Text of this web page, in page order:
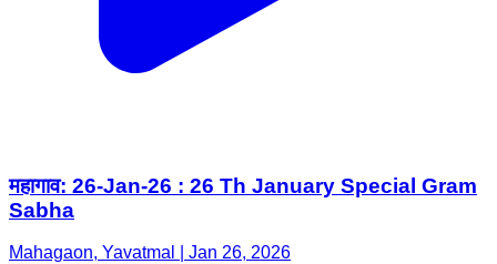
महागाव: 26-Jan-26 : 26 Th January Special Gram
Sabha
Mahagaon, Yavatmal | Jan 26, 2026